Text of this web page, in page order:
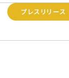
プレスリリース